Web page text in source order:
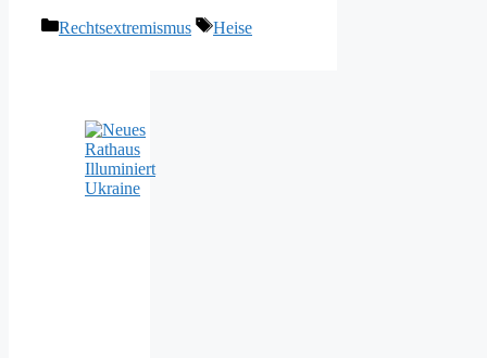
Kategorien
Rechtsextremismus Schlagwörter
Heise